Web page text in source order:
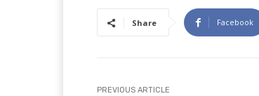
Share Facebook
PREVIOUS ARTICLE